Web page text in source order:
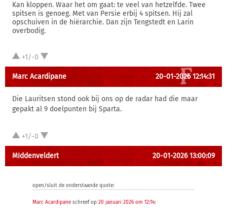
Kan kloppen. Waar het om gaat: te veel van hetzelfde. Twee
spitsen is genoeg. Met van Persie erbij 4 spitsen. Hij zal
opschuiven in de hiërarchie. Dan zijn Tengstedt en Larin
overbodig.
+1/-0
Marc Acardipane 20-01-2026 12:14:31
Die Lauritsen stond ook bij ons op de radar had die maar
gepakt al 9 doelpunten bij Sparta.
+1/-0
MIddenveldert 20-01-2026 13:00:09
open/sluit de onderstaande quote:
Marc Acardipane schreef op 20 januari 2026 om 12:14: